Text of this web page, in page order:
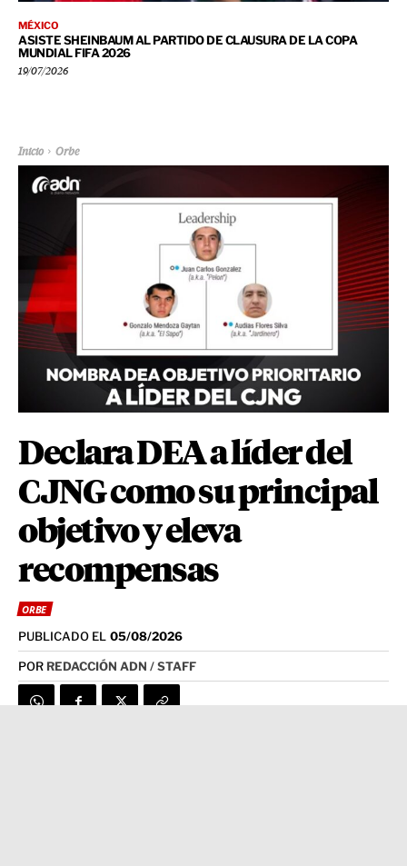
MÉXICO
ASISTE SHEINBAUM AL PARTIDO DE CLAUSURA DE LA COPA
MUNDIAL FIFA 2026
19/07/2026